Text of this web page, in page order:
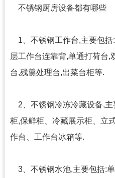
不锈钢厨房设备都有哪些
1、不锈钢工作台,主要包括
层工作台连靠背,单通打荷台,
台,残羹处理台,出菜台柜等.
2、不锈钢冷冻冷藏设备,主
柜,保鲜柜、冷藏展示柜、立
作台、工作台冰箱等.
3、不锈钢水池,主要包括: